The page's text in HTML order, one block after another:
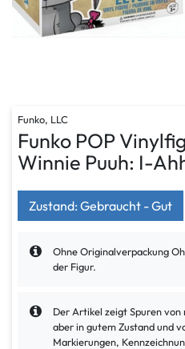
Funko, LLC
Funko POP
Winnie Puuh: I-
Ohne Originalverpackung
der Figur.
Zustand: Gebraucht - Gut
Der Artikel zeigt Spuren
aber in gutem Zustand und
Markierungen,